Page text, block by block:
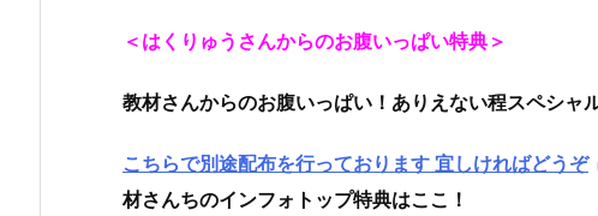
＜はくりゅうさんからのお腹いっぱい特典＞
教材さんからのお腹いっぱい！ありえない程スペシャ
こちらで別途配布を行っております 宜しければどうぞ
材さんちのインフォトップ特典はここ！